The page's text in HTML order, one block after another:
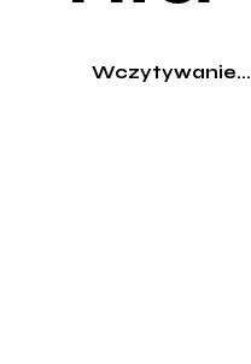
Wczytywanie...